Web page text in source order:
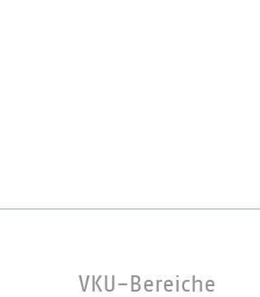
VKU-Bereiche